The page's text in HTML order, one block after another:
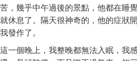
苦，幾乎中午過後的景點，他都在睡
就休息了。隔天很神奇的，他的症狀
我發作了。
這一個晚上，我整晚都無法入眠，我